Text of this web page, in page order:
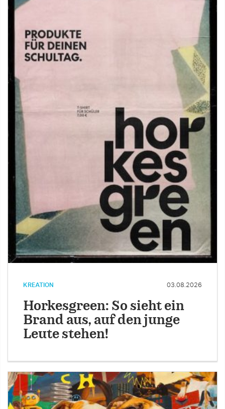
KREATION 03.08.2026
Horkesgreen: So sieht ein
Brand aus, auf den junge
Leute stehen!